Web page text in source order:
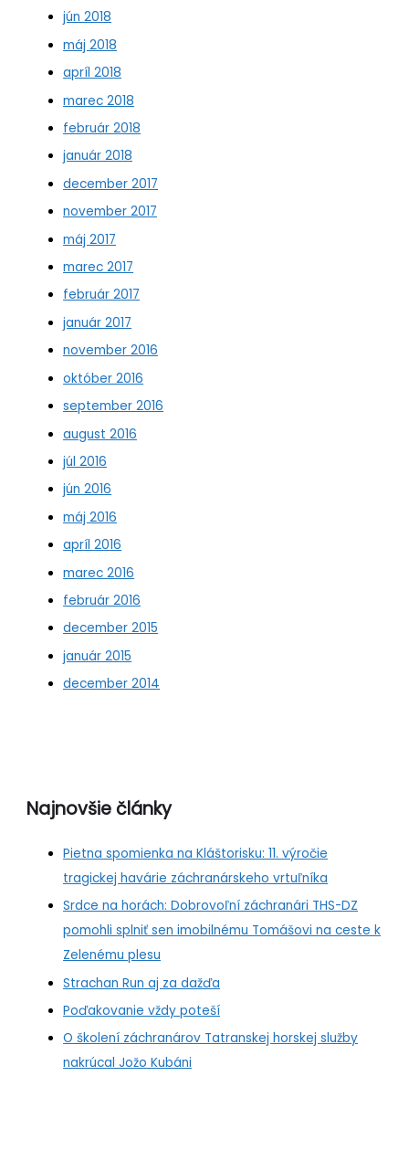
jún 2018
máj 2018
apríl 2018
marec 2018
február 2018
január 2018
december 2017
november 2017
máj 2017
marec 2017
február 2017
január 2017
november 2016
október 2016
september 2016
august 2016
júl 2016
jún 2016
máj 2016
apríl 2016
marec 2016
február 2016
december 2015
január 2015
december 2014
Najnovšie články
Pietna spomienka na Kláštorisku: 11. výročie
tragickej havárie záchranárskeho vrtuľníka
Srdce na horách: Dobrovoľní záchranári THS-DZ
pomohli splniť sen imobilnému Tomášovi na ceste k
Zelenému plesu
Strachan Run aj za dažďa
Poďakovanie vždy poteší
O školení záchranárov Tatranskej horskej služby
nakrúcal Jožo Kubáni